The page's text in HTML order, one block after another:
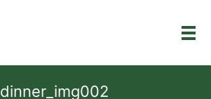
メ
dinner_img002